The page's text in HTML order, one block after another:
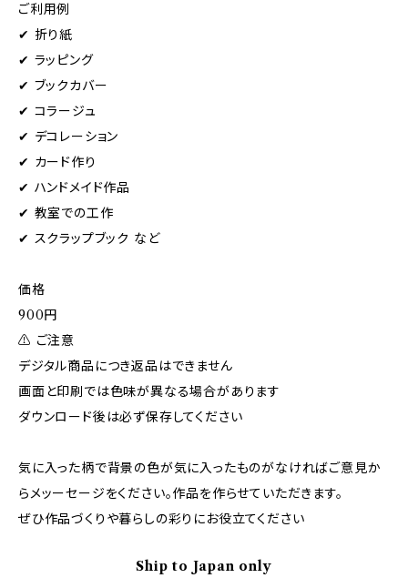
ご利用例
✔ 折り紙
✔ ラッピング
✔ ブックカバー
✔ コラージュ
✔ デコレーション
✔ カード作り
✔ ハンドメイド作品
✔ 教室での工作
✔ スクラップブック など
価格
900円
⚠ ご注意
デジタル商品につき返品はできません
画面と印刷では色味が異なる場合があります
ダウンロード後は必ず保存してください
気に入った柄で背景の色が気に入ったものがなければご意見か
らメッーセージをください。作品を作らせていただきます。
ぜひ作品づくりや暮らしの彩りにお役立てください
Ship to Japan only